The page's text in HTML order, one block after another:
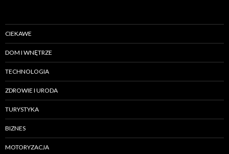
CIEKAWE
DOM I WNĘTRZE
TECHNOLOGIA
ZDROWIE I URODA
TURYSTYKA
BIZNES
MOTORYZACJA